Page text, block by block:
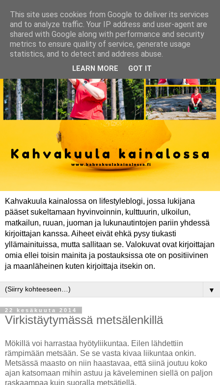
Kahvakuula kainalossa on lifestyleblogi, jossa lukijana
pääset sukeltamaan hyvinvoinnin, kulttuurin, ulkoilun,
matkailun, ruuan, juoman ja lukunautintojen pariin yhdessä
kirjoittajan kanssa. Aiheet eivät ehkä pysy tiukasti
yllämainituissa, mutta sallitaan se. Valokuvat ovat kirjoittajan
omia ellei toisin mainita ja postauksissa ote on positiivinen
ja maanläheinen kuten kirjoittaja itsekin on.
▼
22 kesäkuuta 2014
Virkistäytymässä metsälenkillä
Mökillä voi harrastaa hyötyliikuntaa. Eilen lähdettiin
rämpimään metsään. Se se vasta kivaa liikuntaa onkin.
Metsässä maasto on niin haastavaa, että siinä joutuu koko
ajan katsomaan mihin astuu ja käveleminen siellä on paljon
raskaampaa kuin suoralla metsätiellä.
This site uses cookies from Google to deliver its services
and to analyze traffic. Your IP address and user-agent are
shared with Google along with performance and security
metrics to ensure quality of service, generate usage
statistics, and to detect and address abuse.
LEARN MORE GOT IT